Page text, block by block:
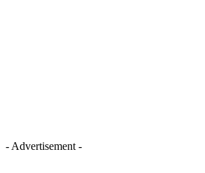
- Advertisement -